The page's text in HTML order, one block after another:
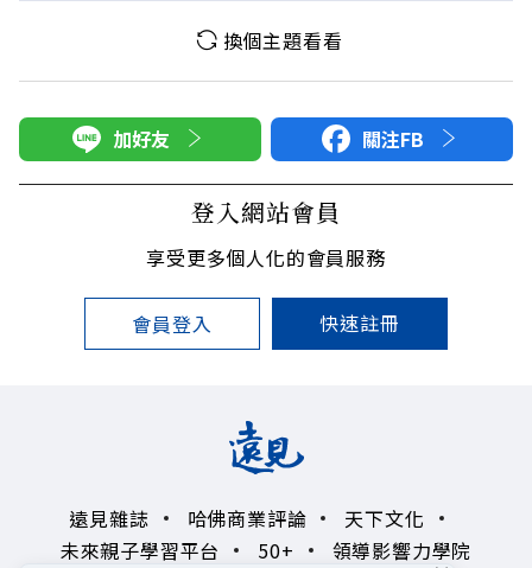
換個主題看看
加好友 關注FB
登入網站會員
享受更多個人化的會員服務
會員登入 快速註冊
遠見雜誌 哈佛商業評論
天下文化
未來親子學習平台
50+ 領導影響力學院